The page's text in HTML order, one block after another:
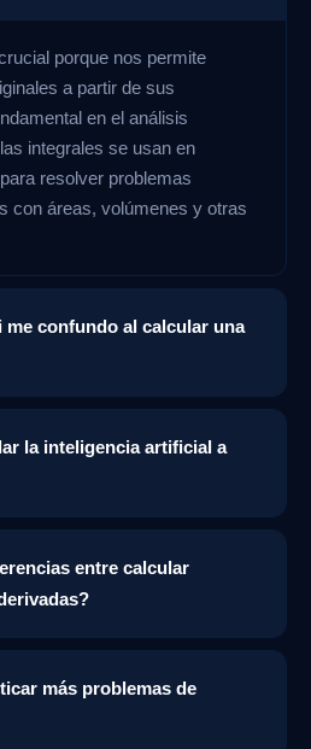
porque nos permite
a partir de sus
en el análisis
integrales se usan en
resolver problemas
con áreas, volúmenes y otras
me confundo al calcular una
la inteligencia artificial a
entre calcular
más problemas de